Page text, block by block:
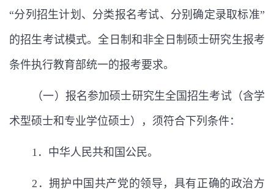
“分列招生计划、分类报名考试、分别确定录取标准”
的招生考试模式。全日制和非全日制硕士研究生报考
条件执行教育部统一的报考要求。
（一）报名参加硕士研究生全国招生考试（含学
术型硕士和专业学位硕士），须符合下列条件：
1 ．中华人民共和国公民。
2 ．拥护中国共产党的领导，具有正确的政治方